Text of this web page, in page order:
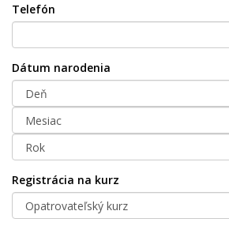
Telefón
Dátum narodenia
Registrácia na kurz